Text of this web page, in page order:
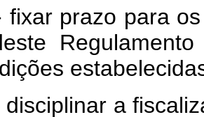
prazo para os
a